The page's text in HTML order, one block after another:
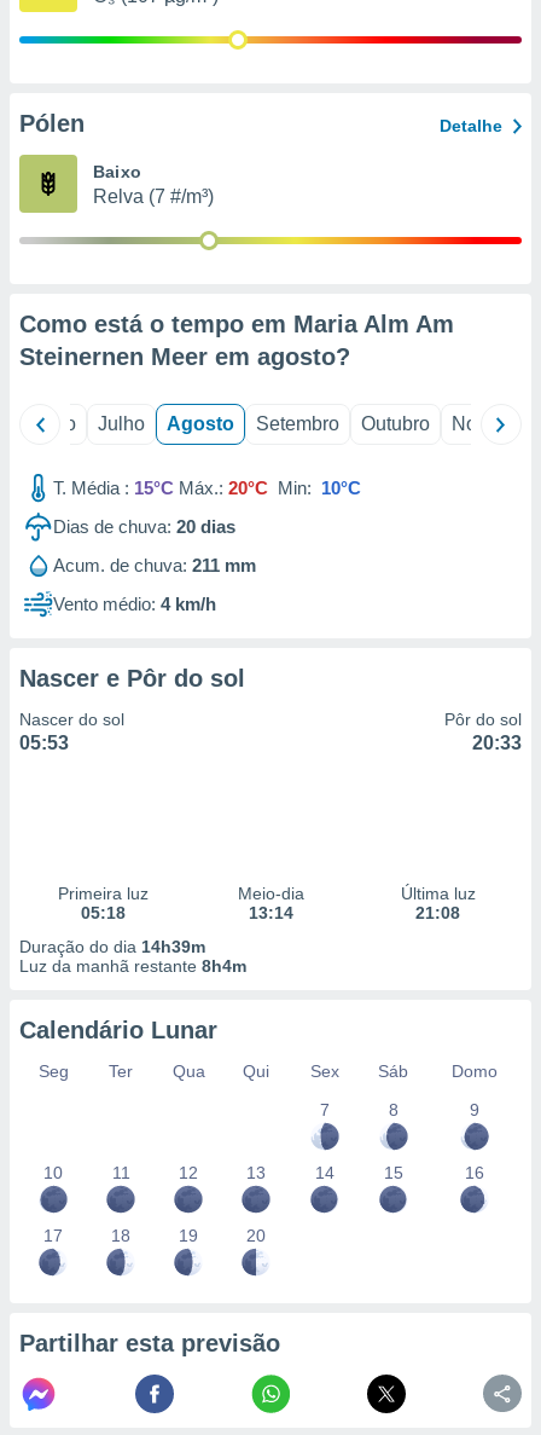
de
Pólen Detalhe
Baixo
Relva (7 #/m³)
Como está o tempo em Maria Alm Am
Steinernen Meer em agosto?
Junho Julho Agosto Setembro Outubro Novembro
T. Média : 15°C Máx.: 20°C Min: 10°C
Dias de chuva: 20 dias
Acum. de chuva: 211 mm
Vento médio: 4 km/h
Nascer e Pôr do sol
Nascer do sol
05:53
Pôr do sol
20:33
Primeira luz
05:18
Meio-dia
13:14
Última luz
21:08
Duração do dia 14h39m
Luz da manhã restante 8h4m
Calendário Lunar
Seg Ter Qua Qui Sex Sáb
Domo
7
8 9
10 11 12 13 14 15 16
17 18 19 20
Partilhar esta previsão